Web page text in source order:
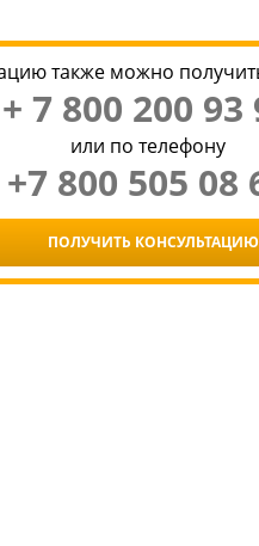
также можно
+ 7 800 200 93
или по телефону
+7 800 505 08
ПОЛУЧИТЬ КОНСУЛЬТАЦИЮ